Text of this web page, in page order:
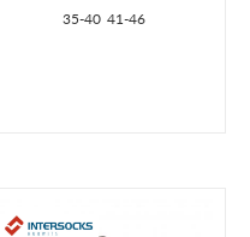
35-40 41-46